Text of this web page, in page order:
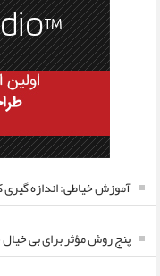
آموزش خیاطی: اندازه
پنج روش مؤثر برای بی